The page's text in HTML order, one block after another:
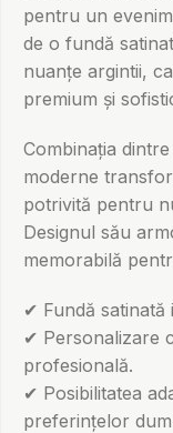
pentru un
de o fundă
nuanțe argintii,
premium și
Combinația
moderne
potrivită pentru
Designul său
memorabilă
✔ Fundă satinată
✔ Personalizare
profesională.
✔ Posibilitatea
preferințelor